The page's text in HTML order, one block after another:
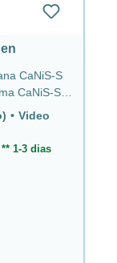
CaNiS-S
CaNiS-S
2 x QD
• Video
1-3 dias